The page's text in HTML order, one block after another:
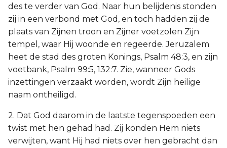
des te verder van God. Naar hun belijdenis stonden
zij in een verbond met God, en toch hadden zij de
plaats van Zijnen troon en Zijner voetzolen Zijn
tempel, waar Hij woonde en regeerde. Jeruzalem
heet de stad des groten Konings, Psalm 48:3, en zijn
voetbank, Psalm 99:5, 132:7. Zie, wanneer Gods
inzettingen verzaakt worden, wordt Zijn heilige
naam ontheiligd.
2. Dat God daarom in de laatste tegenspoeden een
twist met hen gehad had. Zij konden Hem niets
verwijten, want Hij had niets over hen gebracht dan